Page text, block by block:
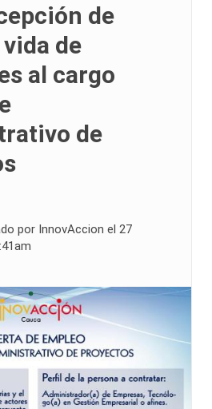
de
de
al cargo
de
por InnovAccion el 27